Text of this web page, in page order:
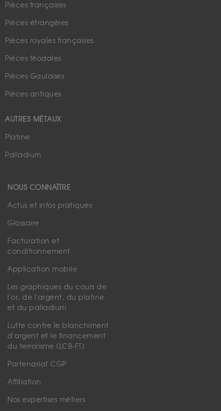
Pièces françaises
Pièces étrangères
Pièces royales françaises
Pièces féodales
Pièces Gauloises
Pièces antiques
AUTRES MÉTAUX
Platine
Palladium
NOUS CONNAÎTRE
Actus et infos pratiques
Glossaire
Facturation et
conditionnement
Application mobile
Les graphiques du cours de
l'or, de l'argent, du platine
et du palladium
Lutte contre le blanchiment
d'argent et le financement
du terrorisme (LCB-FT)
Partenariat CGP
Affiliation
Nos expertises métiers